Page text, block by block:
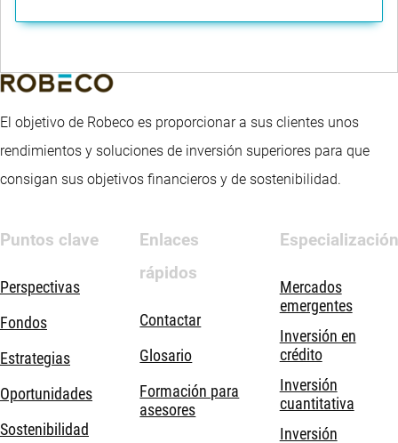
El objetivo de Robeco es proporcionar a sus clientes unos
rendimientos y soluciones de inversión superiores para que
consigan sus objetivos financieros y de sostenibilidad.
Puntos clave
Perspectivas
Fondos
Estrategias
Oportunidades
Sostenibilidad
Enlaces
rápidos
Contactar
Glosario
Formación para
asesores
Especialización
Mercados
emergentes
Inversión en
crédito
Inversión
cuantitativa
Inversión